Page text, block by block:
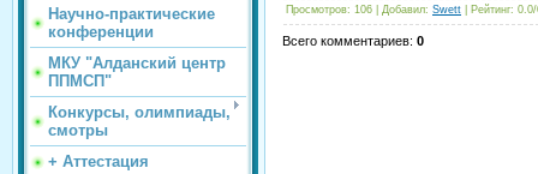
Научно-практические
конференции
МКУ "Алданский центр
ППМСП"
Конкурсы, олимпиады,
смотры
+ Аттестация
Просмотров: 106 | Добавил: Swett Рейтинг: 0.0/
Всего комментариев: 0